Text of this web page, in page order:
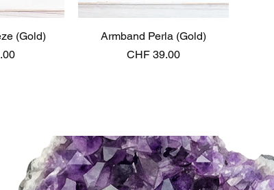
(Gold)
Schnellansicht
Armband Perla (Gold)
Preis
CHF 39.00